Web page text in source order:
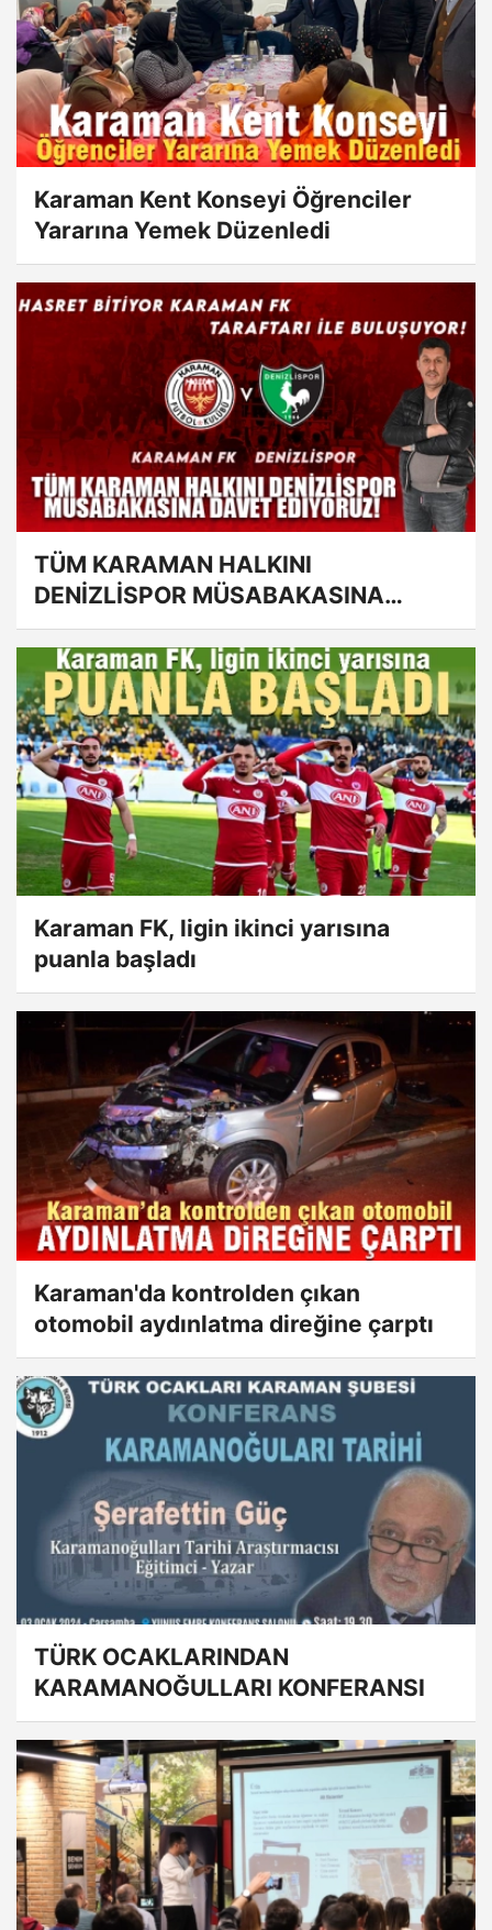
Karaman Kent Konseyi Öğrenciler
Yararına Yemek Düzenledi
TÜM KARAMAN HALKINI
DENİZLİSPOR MÜSABAKASINA
DAVET EDİYORUZ
Karaman FK, ligin ikinci yarısına
puanla başladı
Karaman'da kontrolden çıkan
otomobil aydınlatma direğine çarptı
TÜRK OCAKLARINDAN
KARAMANOĞULLARI KONFERANSI